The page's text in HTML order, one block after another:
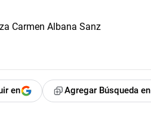
en Agregar Búsqueda en